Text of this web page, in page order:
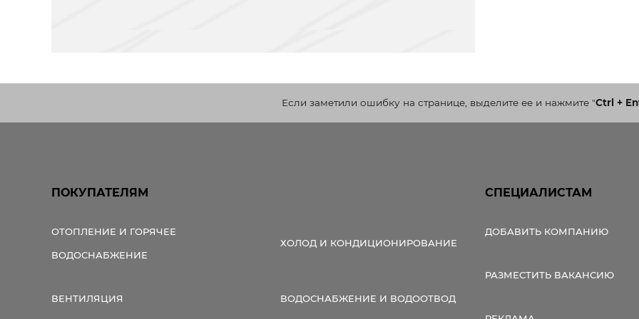
Если заметили ошибку на странице, выделите ее и нажмите"Ctrl +
ПОКУПАТЕЛЯМ
ОТОПЛЕНИЕ И ГОРЯЧЕЕ
ВОДОСНАБЖЕНИЕ
ХОЛОД И КОНДИЦИОНИРОВАНИЕ
ВЕНТИЛЯЦИЯ ВОДОСНАБЖЕНИЕ И ВОДООТВОД
СПЕЦИАЛИСТАМ
ДОБАВИТЬ КОМПАНИЮ
РАЗМЕСТИТЬ ВАКАНСИЮ